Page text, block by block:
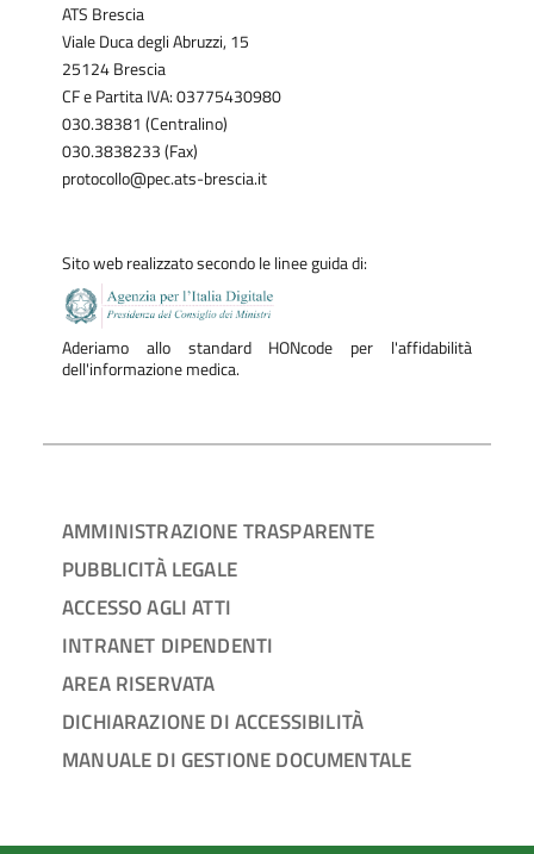
ATS Brescia
Viale Duca degli Abruzzi, 15
25124 Brescia
CF e Partita IVA: 03775430980
030.38381 (Centralino)
030.3838233 (Fax)
protocollo@pec.ats-brescia.it
Sito web realizzato secondo le linee guida di:
Aderiamo allo standard HONcode per l'affidabilità
dell'informazione medica.
AMMINISTRAZIONE TRASPARENTE
PUBBLICITÀ LEGALE
ACCESSO AGLI ATTI
INTRANET DIPENDENTI
AREA RISERVATA
DICHIARAZIONE DI ACCESSIBILITÀ
MANUALE DI GESTIONE DOCUMENTALE